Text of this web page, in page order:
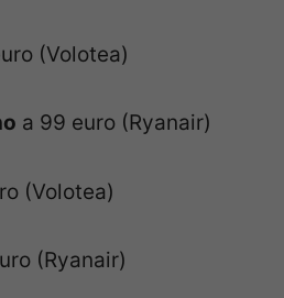
(Volotea)
a 99 euro (Ryanair)
(Volotea)
(Ryanair)